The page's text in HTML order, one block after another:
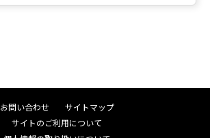
お問い合わせ
サイトマップ
サイトのご利用について